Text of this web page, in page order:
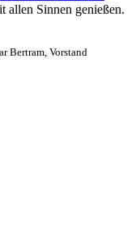
allen Sinnen genießen.
Bertram, Vorstand